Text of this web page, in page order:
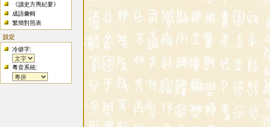
《讀史方輿紀要》
成語彙輯
繁簡對照表
設定
冷僻字:
粵音系統: